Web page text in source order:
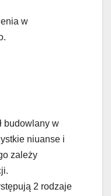
w
budowlany w
niuanse i
zależy
2 rodzaje